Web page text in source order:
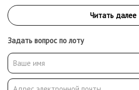
Задать вопрос по лоту